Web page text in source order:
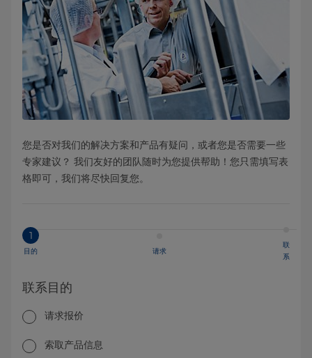
您是否对我们的解决方案和产品有疑问，或者您是否需要一些
专家建议？ 我们友好的团队随时为您提供帮助！您只需填写表
格即可，我们将尽快回复您。
1
目的 请求
联
系
联系目的
请求报价
索取产品信息